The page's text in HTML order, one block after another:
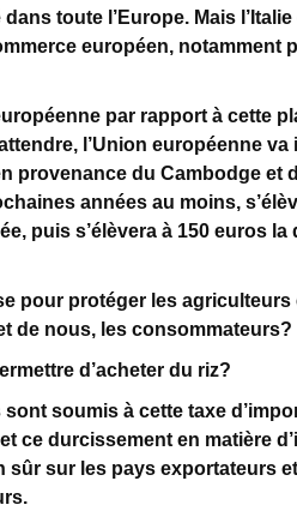
toute l’Europe. Mais
européen, notamment
par rapport à cette
l’Union européenne
provenance du Cambodge et
années au moins,
puis s’élèvera à 150 euros
pour protéger les agriculteurs
de nous, les consommateurs?
d’acheter du riz?
soumis à cette taxe
ce durcissement en matière
sûr sur les pays exportateurs